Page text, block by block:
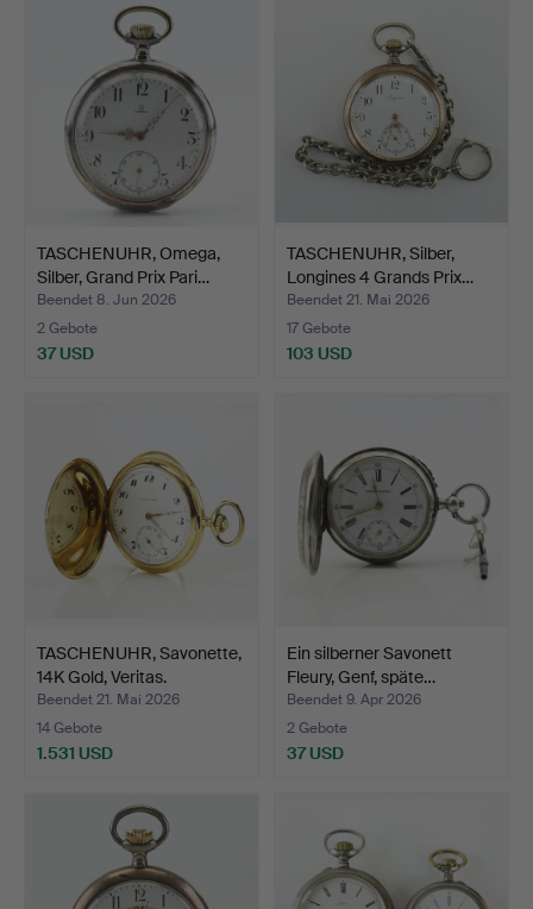
TASCHENUHR, Omega,
Silber, Grand Prix Pari…
Beendet 8. Jun 2026
2 Gebote
37 USD
TASCHENUHR, Silber,
Longines 4 Grands Prix…
Beendet 21. Mai 2026
17 Gebote
103 USD
TASCHENUHR, Savonette,
14K Gold, Veritas.
Beendet 21. Mai 2026
14 Gebote
1.531 USD
Ein silberner Savonett
Fleury, Genf, späte…
Beendet 9. Apr 2026
2 Gebote
37 USD